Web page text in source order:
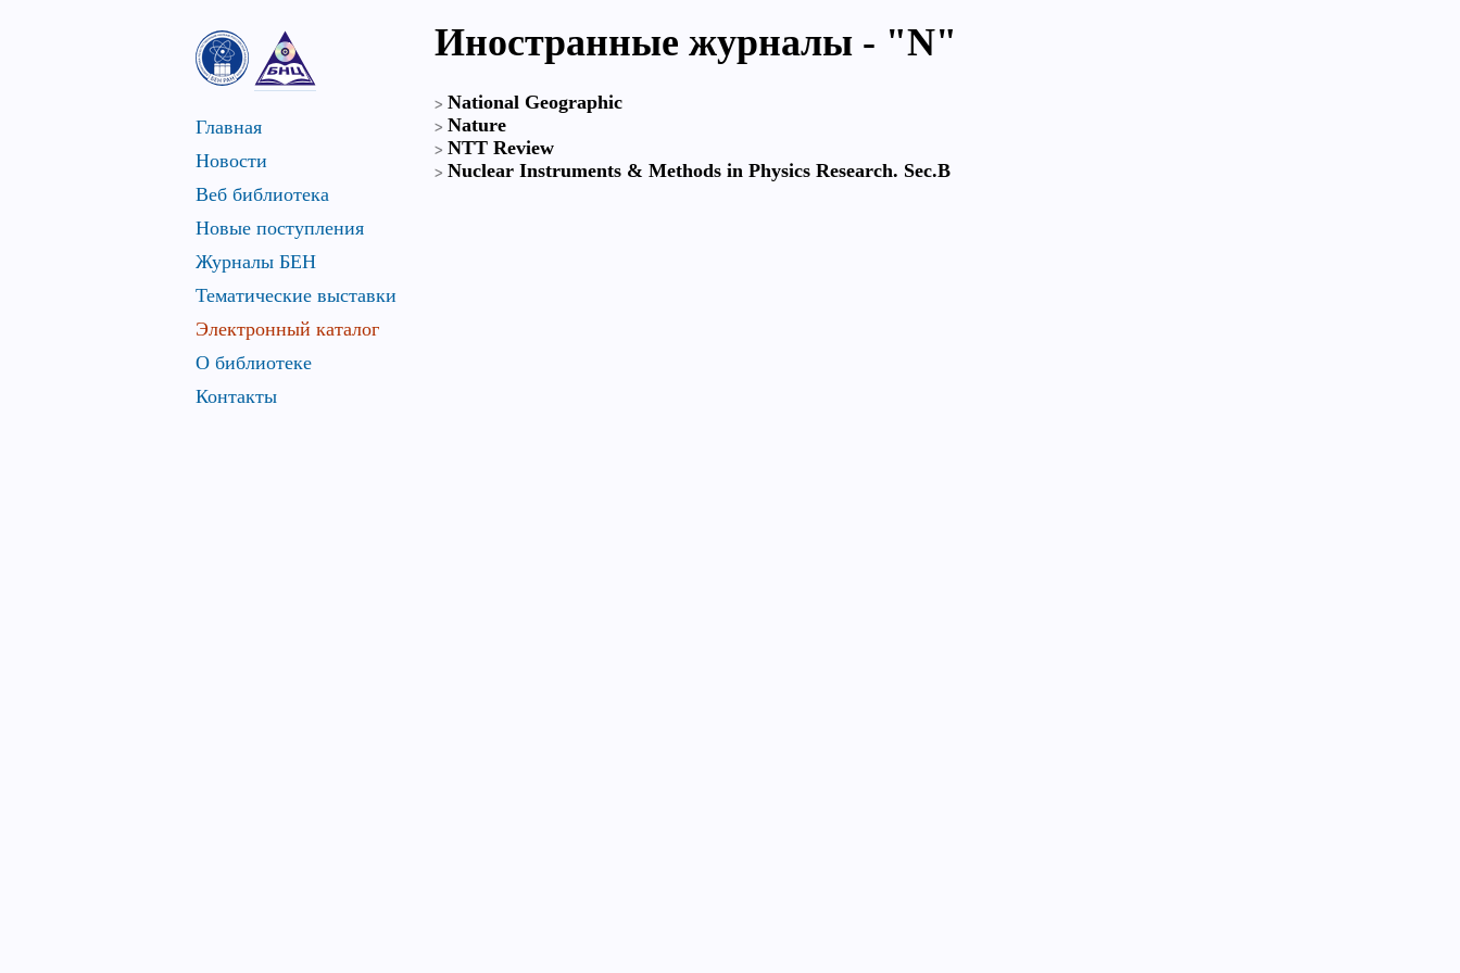
Главная
Новости
Веб библиотека
Новые поступления
Журналы БЕН
Тематические выставки
Электронный каталог
О библиотеке
Контакты
Иностранные журналы - "N"
National Geographic
Nature
NTT Review
Nuclear Instruments & Methods in Physics Research. Sec.B